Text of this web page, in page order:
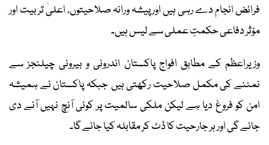
فرائض انجام دے رہی ہیں اور پیشہ ورانہ صلاحیتوں، اعلیٰ تربیت اور
مؤثر دفاعی حکمتِ عملی سے لیس ہیں۔
وزیراعظم کے مطابق افواج پاکستان اندرونی و بیرونی چیلنجز سے
نمٹنے کی مکمل صلاحیت رکھتی ہیں جبکہ پاکستان نے ہمیشہ
امن کو فروغ دیا ہے لیکن ملکی سالمیت پر کوئی آنچ نہیں آنے دی
جائے گی اور ہر جارحیت کا ڈٹ کر مقابلہ کیا جائے گا۔